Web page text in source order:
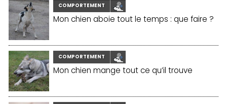
COMPORTEMENT
Mon chien aboie tout le temps : que faire ?
COMPORTEMENT
Mon chien mange tout ce qu’il trouve